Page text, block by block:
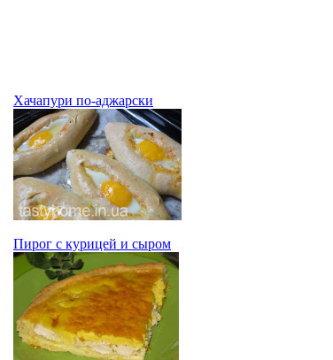
Хачапури по-аджарски
Пирог с курицей и сыром